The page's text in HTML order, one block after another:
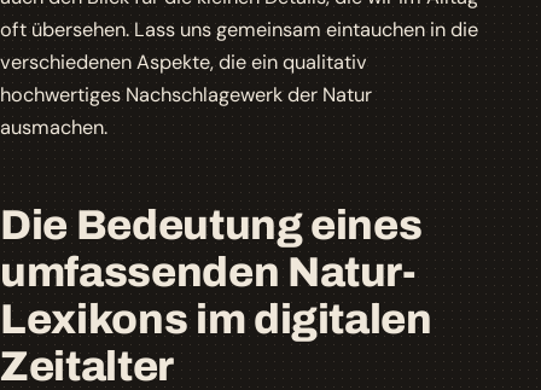
oft übersehen. Lass uns gemeinsam eintauchen in die
verschiedenen Aspekte, die ein qualitativ
hochwertiges Nachschlagewerk der Natur
ausmachen.
Die Bedeutung eines
umfassenden Natur-
Lexikons im digitalen
Zeitalter